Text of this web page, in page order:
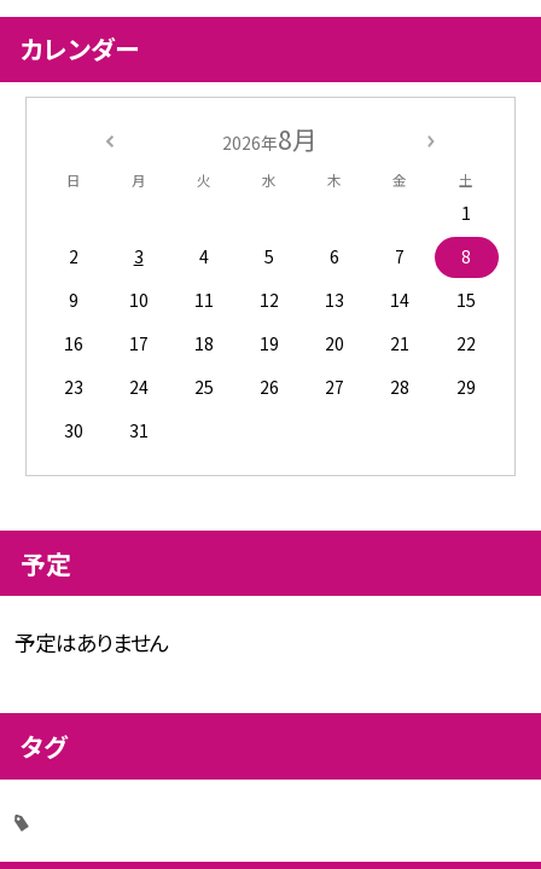
カレンダー
2026年8月
日 月 火 水 木 金 土
1
2
3 4 5 6 7
8
9
10 11 12 13 14
15
16
17 18 19 20 21
22
23
24 25 26 27 28
29
30
31
予定
予定はありません
タグ